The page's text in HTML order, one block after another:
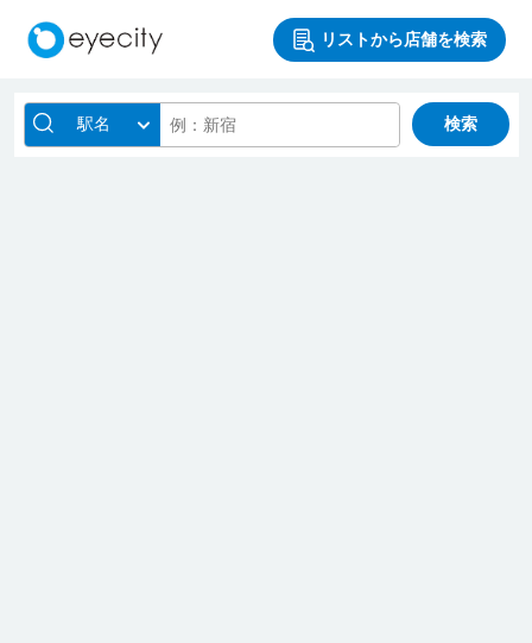
リストから店舗を検索
駅名 検索